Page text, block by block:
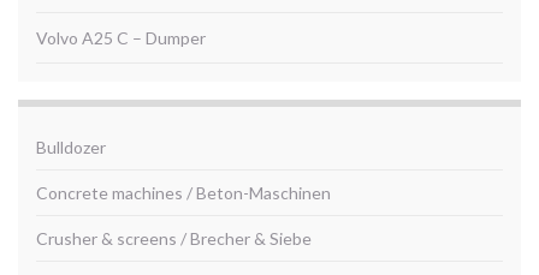
Volvo A25 C – Dumper
Bulldozer
Concrete machines / Beton-Maschinen
Crusher & screens / Brecher & Siebe